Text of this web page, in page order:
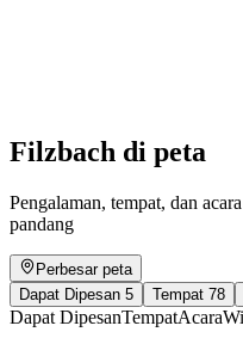
Filzbach di peta
Pengalaman, tempat, dan
pandang
Perbesar peta
Dapat Dipesan 5 Tempat 78
Dapat DipesanTempatAcara